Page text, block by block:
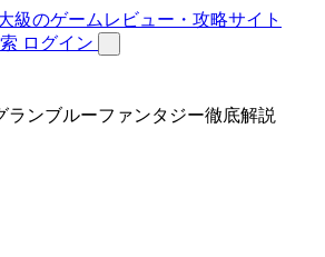
ログイン
ランブルーファンタジー徹底解説